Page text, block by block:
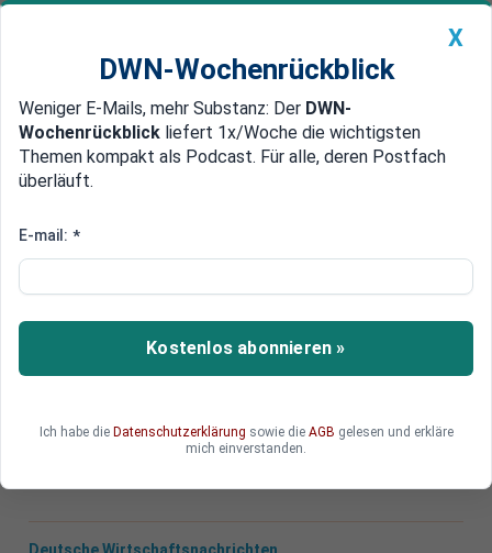
Newsticker MEIN DWN: Geldanlage Premium
Edelmetalle DWN-Magazin China
Arbeitsplätze in Gefahr
SinnLeffers und Strenesse:
Deutsche Mode-Branche in der
Krise
Die deutsche Modebranche steckt in der Krise:
Übernahme ums Überleben. SinnLeffers hat die
Insolvenz angemeldet.
X
DWN-Wochenrückblick
Weniger E-Mails, mehr Substanz: Der DWN-
Wochenrückblick liefert 1x/Woche die wichtigsten
Themen kompakt als Podcast. Für alle, deren Postfach
überläuft.
E-mail: *
Kostenlos abonnieren »
Ich habe die Datenschutzerklärung sowie die AGB gelesen und erkläre
mich einverstanden.